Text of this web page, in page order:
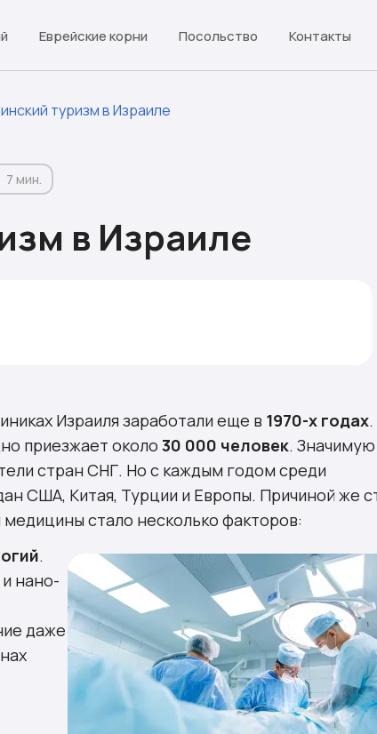
Еврейские корни Посольство Контакты
туризм в Израиле
7 мин.
в Израиле
Израиля заработали еще в 1970-х годах.
приезжает около 30 000 человек. Значимую
стран СНГ. Но с каждым годом среди
США, Китая, Турции и Европы. Причиной же
стало несколько факторов:
.
нано-
даже